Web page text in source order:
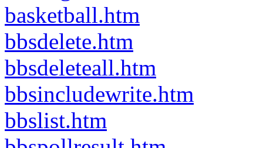
basketball.htm
bbsdelete.htm
bbsdeleteall.htm
bbsincludewrite.htm
bbslist.htm